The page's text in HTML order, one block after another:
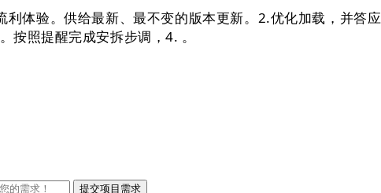
验。供给最新、最不变的版本更新。2.优化加载，并答
按照提醒完成安拆步调，4. 。